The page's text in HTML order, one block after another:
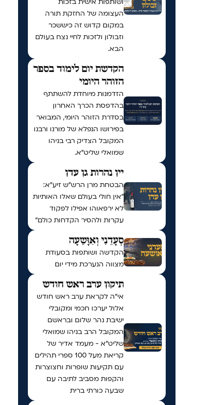
העצומה של החזקת תורה
במקום קדוש זה כיששכר
וזבולון ולזכות לחיי נצח בעולם
הבא.
הקדשת יום לימוד בספר
הזוהר היומי
הזדמנות מיוחדת להשתתף
בהדפסת הכרך האחרון
בסדרת הזוהר היומי, המבואר
בפירושו הנפלא של מורנו ורבנו
המקובל הצדיק רבי בניהו
שמואלי שליט״א.
יין נהרות גן עדן
הבטחת מרן הרש"ש זיע"א:
"אין חולי בעולם שאלו האותיות
לא ירפאוהו אפילו לפקוד
עקרות ולהסיר הקדחות כולם"
סְעָדֵנִי וְאִוָּשֵעָה
הקדשה ושותפות בסעודת
מצווה הנערכת מידי יום
תיקון ערב ראש חודש
אי"ה לקראת ערב ראש חודש
אלול יערכו חכמי ומקובלי
ישיבת נהר שלום ובראשם
המקובל הרב בניהו שמואלי
שליט״א - מעמד אדיר של
קריאת מעל 100 ספרי תהילים
עם תקיעות שופרות וחצוצרות
והקפות מסביב לתיבה עם
שבעה כורתי ברית